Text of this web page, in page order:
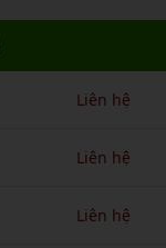
Liên hệ
Liên hệ
Liên hệ